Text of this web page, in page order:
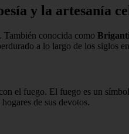
y la artesanía
También conocida como
a lo largo de los siglos
el fuego. El fuego es un
de sus devotos.